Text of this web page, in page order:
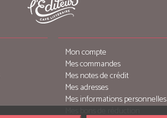
Mon compte
Mes commandes
Mes notes de crédit
Mes adresses
Mes informations personnelles